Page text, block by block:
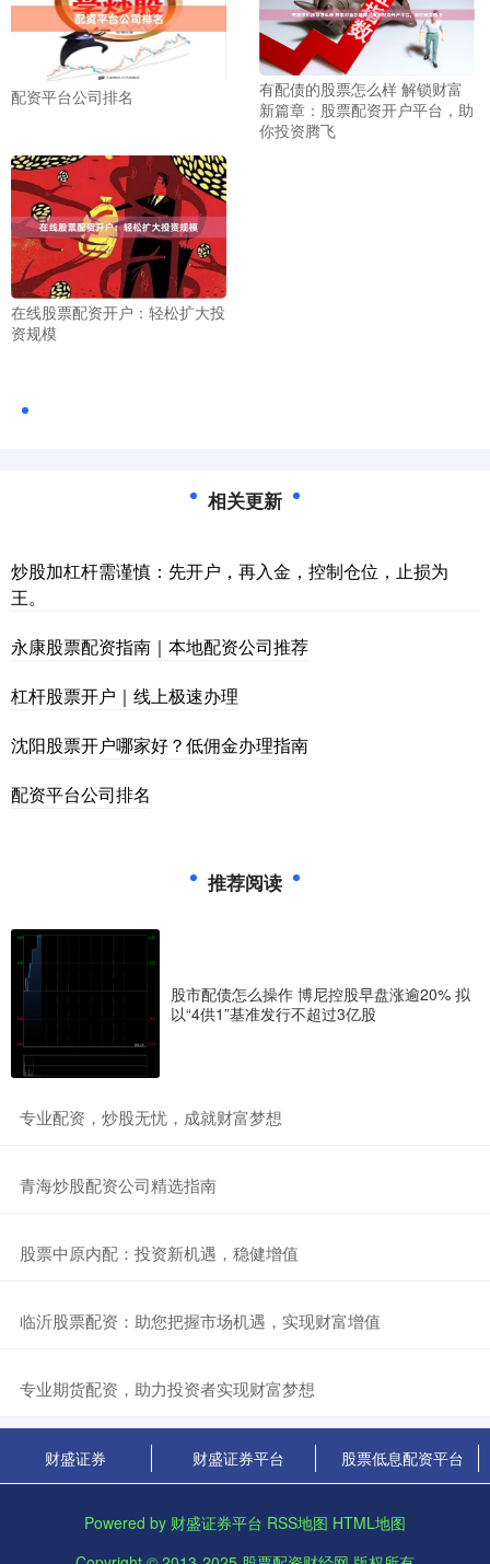
配资平台公司排名
有配债的股票怎么样 解锁财富
新篇章：股票配资开户平台，助
你投资腾飞
在线股票配资开户：轻松扩大投
资规模
相关更新
炒股加杠杆需谨慎：先开户，再入金，控制仓位，止损为
王。
永康股票配资指南｜本地配资公司推荐
杠杆股票开户｜线上极速办理
沈阳股票开户哪家好？低佣金办理指南
配资平台公司排名
推荐阅读
股市配债怎么操作 博尼控股早盘涨逾20% 拟
以“4供1”基准发行不超过3亿股
​专业配资，炒股无忧，成就财富梦想
​青海炒股配资公司精选指南
​股票中原内配：投资新机遇，稳健增值
​临沂股票配资：助您把握市场机遇，实现财富增值
​专业期货配资，助力投资者实现财富梦想
财盛证券 财盛证券平台 股票低息配资平台
Powered by 财盛证券平台 RSS地图 HTML地图